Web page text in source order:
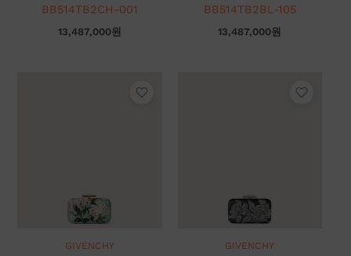
BB514TB2CH-001
13,487,000원
BB514TB2BL-105
13,487,000원
GIVENCHY GIVENCHY